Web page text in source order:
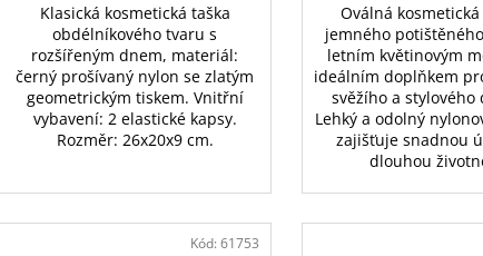
Klasická kosmetická taška
obdélníkového tvaru s
rozšířeným dnem, materiál:
černý prošívaný nylon se zlatým
geometrickým tiskem. Vnitřní
vybavení: 2 elastické kapsy.
Rozměr: 26x20x9 cm.
Oválná kosmetická
jemného
letním květinovým
ideálním doplňkem
svěžího a stylového
Lehký a odolný
zajišťuje snadnou
dlouhou
Kód:61753